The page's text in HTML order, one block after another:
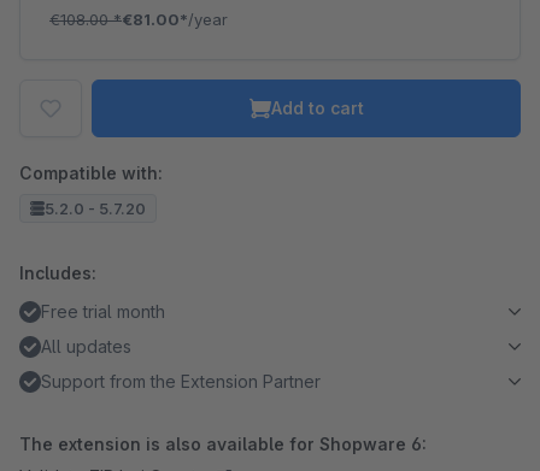
€108.00*€81.00*/year
Add to cart
Compatible with:
5.2.0 - 5.7.20
Includes:
Free trial month
All updates
Support from the Extension Partner
The extension is also available for Shopware 6: